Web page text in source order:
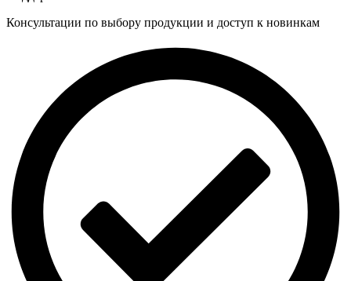
Консультации по выбору продукции и доступ к новинкам